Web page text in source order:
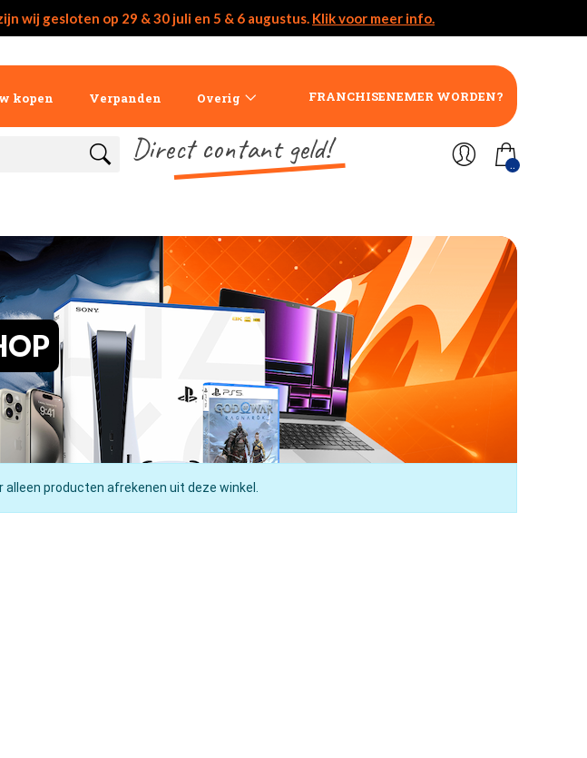
wij gesloten op 29 & 30 juli en 5 & 6 augustus. Klik voor meer info.
kopen Verpanden Overig FRANCHISENEMER WORDEN?
Direct contant geld! ..
producten afrekenen uit deze winkel.